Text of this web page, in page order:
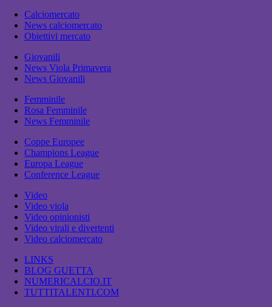
Calciomercato
News calciomercato
Obiettivi mercato
Giovanili
News Viola Primavera
News Giovanili
Femminile
Rosa Femminile
News Femminile
Coppe Europee
Champions League
Europa League
Conference League
Video
Video viola
Video opinionisti
Video virali e divertenti
Video calciomercato
LINKS
BLOG GUETTA
NUMERICALCIO.IT
TUTTITALENTI.COM